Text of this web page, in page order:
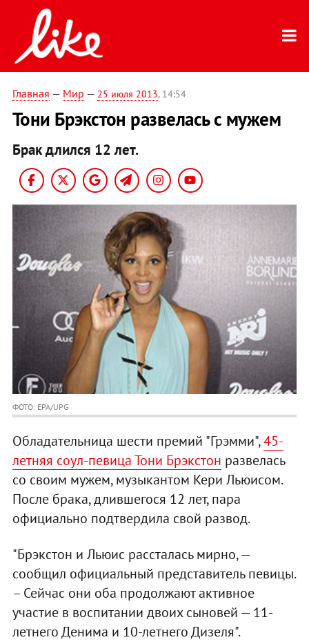
Главная — Мир — 25 июля 2013, 14:54
Тони Брэкстон развелась с мужем
Брак длился 12 лет.
ФОТО: EPA/UPG
Обладательница шести премий "Грэмми",45-
летняя соул-певица Тони Брэкстон развелась
со своим мужем, музыкантом Кери Льюисом.
После брака, длившегося 12 лет, пара
официально подтвердила свой развод.
"Брэкстон и Льюис рассталась мирно, —
сообщил официальный представитель певицы.
– Сейчас они оба продолжают активное
участие в воспитании двоих сыновей — 11-
летнего Денима и 10-летнего Дизеля".